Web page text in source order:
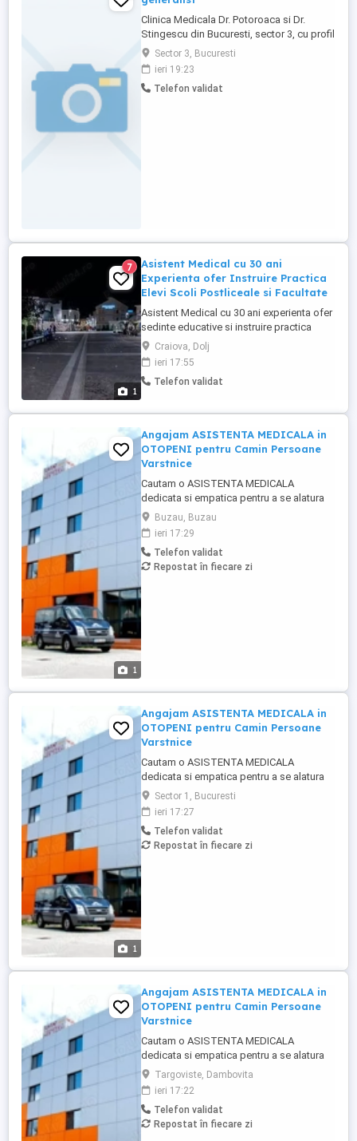
Clinica Medicala Dr. Potoroaca si Dr.
Stingescu din Bucuresti, sector 3, cu profil
psihiatrie pediatrica, psihiatrie, neurologie
pediatrica, psihologie, ofera post de
asistent medical generalist. Sunt necesare
aviz de libera practica, asigurare
Sector 3, Bucuresti
ieri 19:23
Telefon validat
1
7
Asistent Medical cu 30 ani
Experienta ofer Instruire Practica
Elevi Scoli Postliceale si Facultate
Asistent Medical cu 30 ani experienta ofer
sedinte educative si instruire practica
pentru elevele scolilor postliceale sanitare
si facultatilor cu profil de asistent medical,
care nu au reusit sa participle sufficient la
practica din spital sau doresc sa-si
rabdare, ...
Craiova, Dolj
ieri 17:55
Telefon validat
1
Angajam ASISTENTA MEDICALA in
OTOPENI pentru Camin Persoane
Varstnice
Cautam o ASISTENTA MEDICALA
dedicata si empatica pentru a se alatura
echipei noastre din OTOPENI, intr-un
Camin de Persoane Varstnice. Candidatul
ideal va fi responsabil a pentru acordarea
ingrijirilor medicale de baza rezidentilor,
monitorizarea starii de sanatate,
Buzau, Buzau
ieri 17:29
Telefon validat
Repostat în fiecare zi
1
Angajam ASISTENTA MEDICALA in
OTOPENI pentru Camin Persoane
Varstnice
Cautam o ASISTENTA MEDICALA
dedicata si empatica pentru a se alatura
echipei noastre din OTOPENI, intr-un
Camin de Persoane Varstnice. Candidatul
ideal va fi responsabil a pentru acordarea
ingrijirilor medicale de baza rezidentilor,
monitorizarea starii de sanatate,
Sector 1, Bucuresti
ieri 17:27
Telefon validat
Repostat în fiecare zi
Angajam ASISTENTA MEDICALA in
OTOPENI pentru Camin Persoane
Varstnice
Cautam o ASISTENTA MEDICALA
dedicata si empatica pentru a se alatura
echipei noastre din OTOPENI, intr-un
Camin de Persoane Varstnice. Candidatul
ideal va fi responsabil a pentru acordarea
ingrijirilor medicale de baza rezidentilor,
monitorizarea starii de sanatate,
Targoviste, Dambovita
ieri 17:22
Telefon validat
Repostat în fiecare zi